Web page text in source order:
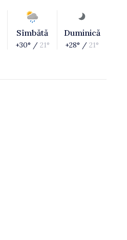
Sîmbătă
+30° / 21°
Duminică
+28° / 21°